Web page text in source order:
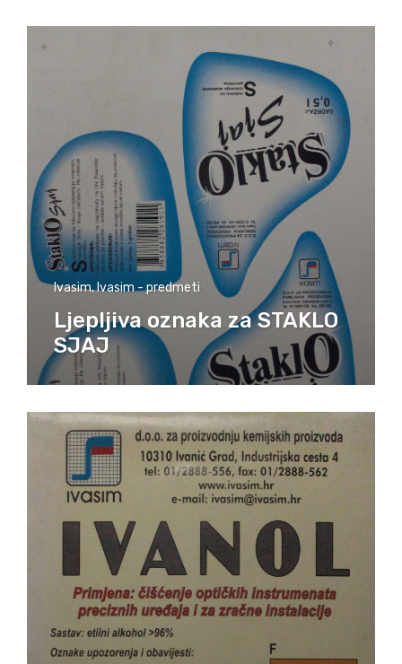
Ivasim,Ivasim - predmeti
Ljepljiva oznaka za STAKLO
SJAJ